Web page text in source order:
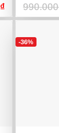
₫Giá
hiện
290.000 ₫.
-36%